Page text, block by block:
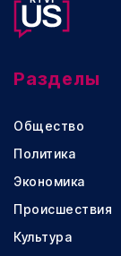
Разделы
Общество
Политика
Экономика
Происшествия
Культура